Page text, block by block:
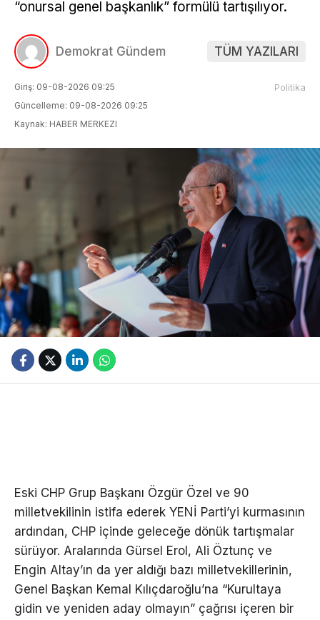
“onursal genel başkanlık” formülü tartışılıyor.
Demokrat Gündem TÜM YAZILARI
Giriş: 09-08-2026 09:25
Güncelleme: 09-08-2026 09:25
Kaynak: HABER MERKEZI
Politika
Eski CHP Grup Başkanı Özgür Özel ve 90
milletvekilinin istifa ederek YENİ Parti’yi kurmasının
ardından, CHP içinde geleceğe dönük tartışmalar
sürüyor. Aralarında Gürsel Erol, Ali Öztunç ve
Engin Altay’ın da yer aldığı bazı milletvekillerinin,
Genel Başkan Kemal Kılıçdaroğlu’na “Kurultaya
gidin ve yeniden aday olmayın” çağrısı içeren bir